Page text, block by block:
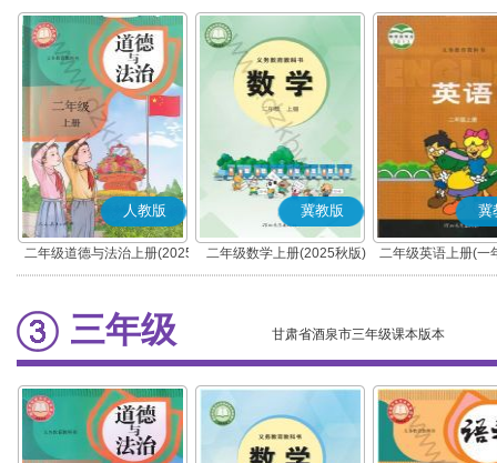
人教版
二年级道德与法治上册(2025
秋版)(部编版)
冀教版
二年级数学上册(2025秋版)
冀
二年级英语上册(一
三年级 甘肃省酒泉市三年级课本版本